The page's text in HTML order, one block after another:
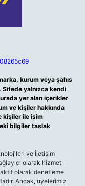
kurum veya şahıs
yalnızca kendi
yer alan içerikler
ve kişiler hakkında
kişiler ile isim
bilgiler taslak
ve İletişim
olarak hizmet
olarak denetleme
Ancak, üyelerimiz